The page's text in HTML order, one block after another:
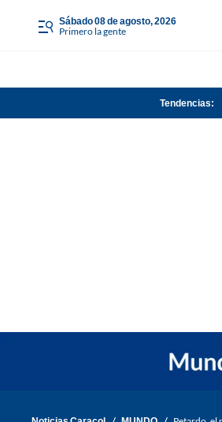
sábado 08 de agosto, 2026
Primero la gente
Tendencias: